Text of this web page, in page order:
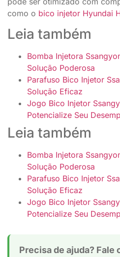
como o bico injetor Hyundai
Leia também
Bomba Injetora
Solução Poderosa
Parafuso Bico Injetor
Solução Eficaz
Jogo Bico Injetor
Potencialize Seu
Leia também
Bomba Injetora
Solução Poderosa
Parafuso Bico Injetor
Solução Eficaz
Jogo Bico Injetor
Potencialize Seu
Precisa de ajuda? Fale